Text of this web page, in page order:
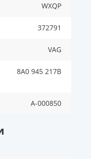
WXQP
372791
VAG
8A0 945 217B
A-000850